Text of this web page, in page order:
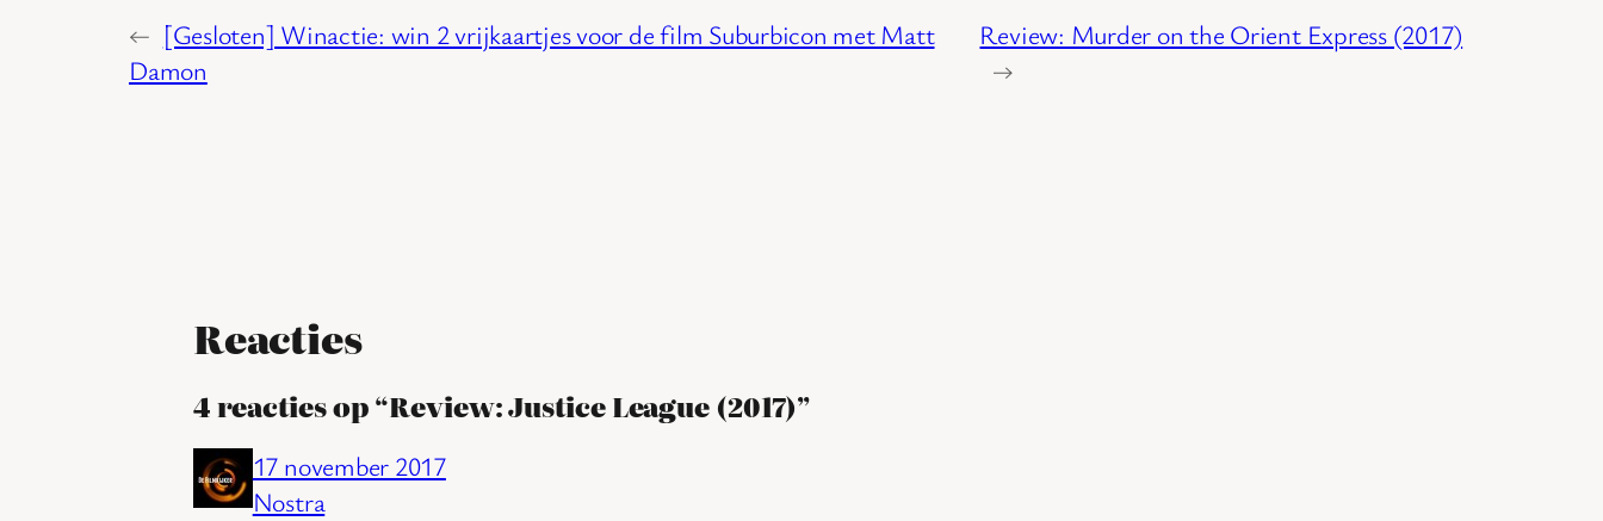
← [Gesloten] Winactie: win 2 vrijkaartjes voor de film Suburbicon met Matt
Damon
Review: Murder on the Orient Express (2017)
→
Reacties
4 reacties op “Review: Justice League (2017)”
17 november 2017
Nostra